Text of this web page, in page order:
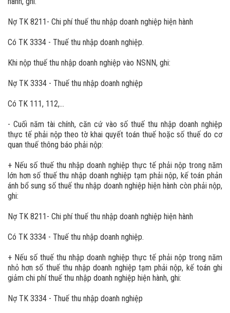
Nợ TK 8211- Chi phí thuế thu nhập doanh nghiệp hiện hành
Có TK 3334 - Thuế thu nhập doanh nghiệp.
Khi nộp thuế thu nhập doanh nghiệp vào NSNN, ghi:
Nợ TK 3334 - Thuế thu nhập doanh nghiệp
Có TK 111, 112,…
- Cuối năm tài chính, căn cứ vào số thuế thu nhập doanh nghiệp
thực tế phải nộp theo tờ khai quyết toán thuế hoặc số thuế do cơ
quan thuế thông báo phải nộp:
+ Nếu số thuế thu nhập doanh nghiệp thực tế phải nộp trong năm
lớn hơn số thuế thu nhập doanh nghiệp tạm phải nộp, kế toán phản
ánh bổ sung số thuế thu nhập doanh nghiệp hiện hành còn phải nộp,
ghi:
Nợ TK 8211- Chi phí thuế thu nhập doanh nghiệp hiện hành
Có TK 3334 - Thuế thu nhập doanh nghiệp.
+ Nếu số thuế thu nhập doanh nghiệp thực tế phải nộp trong năm
nhỏ hơn số thuế thu nhập doanh nghiệp tạm phải nộp, kế toán ghi
giảm chi phí thuế thu nhập doanh nghiệp hiện hành, ghi:
Nợ TK 3334 - Thuế thu nhập doanh nghiệp